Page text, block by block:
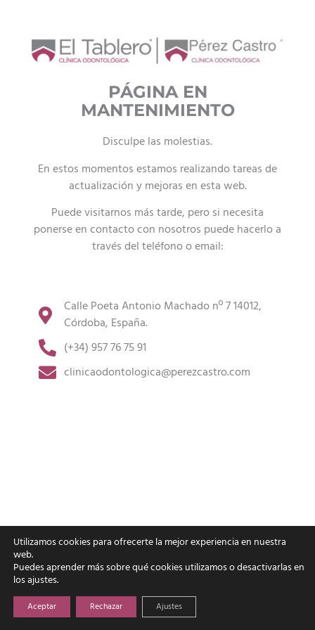
PÁGINA EN
MANTENIMIENTO
Disculpe las molestias.
En estos momentos estamos realizando tareas de
actualización y mejoras en esta web.
Puede visitarnos más tarde, pero si necesita
ponerse en contacto con nosotros puede hacerlo a
través del teléfono o email:
Calle Poeta Antonio Machado nº 7 14012,
Córdoba, España.
(+34) 957 76 75 91
clinicaodontologica@perezcastro.com
Utilizamos cookies para ofrecerte la mejor experiencia en nuestra
web.
Puedes aprender más sobre qué cookies utilizamos o desactivarlas en
los ajustes.
Aceptar Rechazar Ajustes